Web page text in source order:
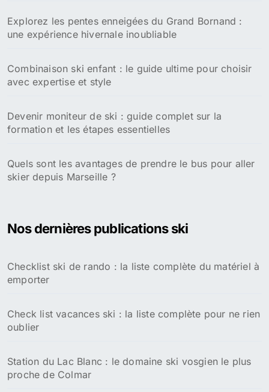
Explorez les pentes enneigées du Grand Bornand :
une expérience hivernale inoubliable
Combinaison ski enfant : le guide ultime pour choisir
avec expertise et style
Devenir moniteur de ski : guide complet sur la
formation et les étapes essentielles
Quels sont les avantages de prendre le bus pour aller
skier depuis Marseille ?
Nos dernières publications ski
Checklist ski de rando : la liste complète du matériel à
emporter
Check list vacances ski : la liste complète pour ne rien
oublier
Station du Lac Blanc : le domaine ski vosgien le plus
proche de Colmar